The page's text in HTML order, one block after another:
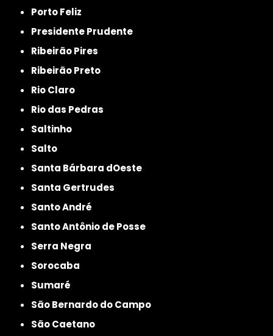
Porto Feliz
Presidente Prudente
Ribeirão Pires
Ribeirão Preto
Rio Claro
Rio das Pedras
Saltinho
Salto
Santa Bárbara dOeste
Santa Gertrudes
Santo André
Santo Antônio de Posse
Serra Negra
Sorocaba
Sumaré
São Bernardo do Campo
São Caetano